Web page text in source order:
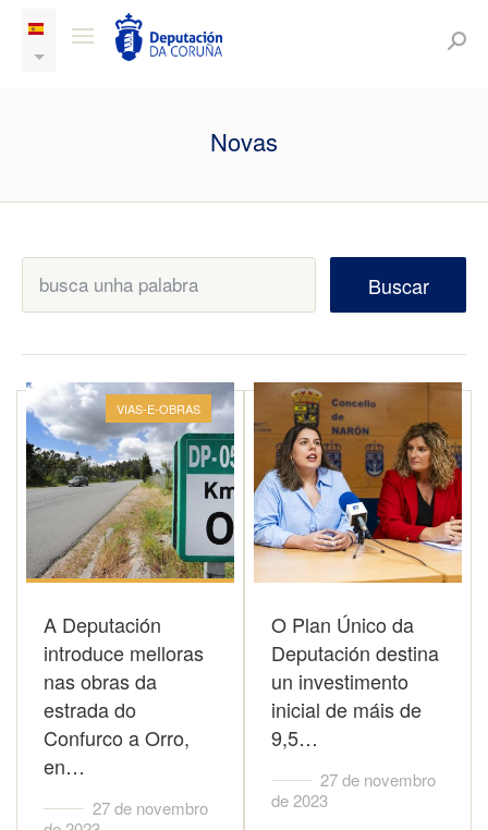
Novas
Buscar
VIAS-E-OBRAS
A Deputación
introduce melloras
nas obras da
estrada do
Confurco a Orro,
en…
27 de novembro
O Plan Único da
Deputación destina
un investimento
inicial de máis de
9,5…
27 de novembro
de 2023